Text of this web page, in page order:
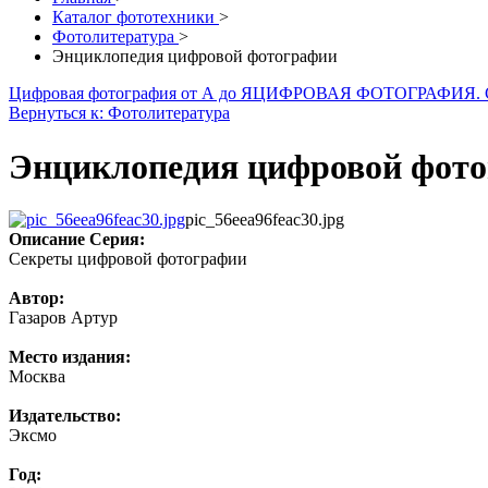
Каталог фототехники >
Фотолитература >
Энциклопедия цифровой фотографии
Цифровая фотография от А до ЯЦИФРОВАЯ ФОТОГРАФИЯ.
Вернуться к: Фотолитература
Энциклопедия цифровой
pic_56eea96feac30.jpg
Описание Серия:
Секреты цифровой фотографии
Автор:
Газаров Артур
Место издания:
Москва
Издательство:
Эксмо
Год: